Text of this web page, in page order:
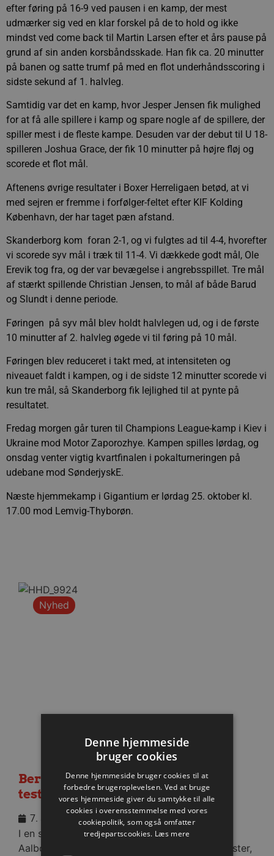
efter føring på 16-9 ved pausen i en kamp, der mest
udmærker sig ved en klar forskel på de to hold og ikke
mindst ved come back til Martin Larsen efter et års pause på
grund af sin anden korsbåndsskade. Han fik ca. 20 minutter
på banen og satte trumf på med en flot underhåndsscoring i
sidste sekund af 1. halvleg.
Samtidig var det en kamp, hvor Jesper Jensen fik mulighed
for at få alle spillere i kamp og spare nogle af de spillere, der
spiller mest i de fleste kampe. Desuden var der debut til U 18-
spilleren Joshua Grace, der fik 10 minutter på højre fløj og
scorede et flot mål.
Aftenens øvrige resultater i Boxer Herreligaen betød, at vi
med sejren er fremme i forfølger-feltet efter KIF Kolding
København, der har taget pæn afstand.
Skanderborg kom foran 2-1, og vi fulgtes ad til 4-4, hvorefter
vi scorede syv mål i træk til 11-4. Vi dækkede godt mål, Ole
Erevik tog fra, og der var bevægelse i angrebsspillet. Tre mål
af stærkt spillende Christian Jensen, to mål af både Barud
og Slundt i denne periode.
Føringen på syv mål blev holdt halvlegen ud, og i de første
10 minutter af 2. halvleg øgede vi til føring på 10 mål.
Føringen blev reduceret i takt med, at intensiteten og
niveauet faldt i kampen, og i de sidste 12 minutter scorede vi
kun tre mål, så Skanderborg fik lejlighed til at pynte på
resultatet.
Fredag morgen går turen til Champions League-kamp i Kiev i
Ukraine mod Motor Zaporozhye. Kampen spilles lørdag, og
onsdag venter vigtig kvartfinalen i pokalturneringen på
udebane mod SønderjyskE.
Næste hjemmekamp i Gigantium er lørdag 25. oktober kl.
17.00 mod Lemvig-Thyborøn.
Nyhed
Berlin besejret i medrivende
testkamp
7. august 2026
I en stopfyldt Sparekassen Danmark Arena fik
Aalborg Håndbold skovlen under de tyske gæster,
Denne hjemmeside
bruger cookies
Denne hjemmeside bruger cookies til at
forbedre brugeroplevelsen. Ved at bruge
vores hjemmeside giver du samtykke til alle
cookies i overensstemmelse med vores
cookiepolitik, som også omfatter
tredjepartscookies. Læs mere